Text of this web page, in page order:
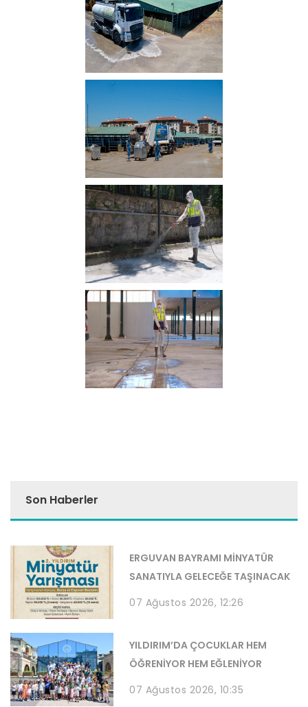
Son Haberler
ERGUVAN BAYRAMI MİNYATÜR
SANATIYLA GELECEĞE TAŞINACAK
07 Ağustos 2026, 12:26
YILDIRIM’DA ÇOCUKLAR HEM
ÖĞRENİYOR HEM EĞLENİYOR
07 Ağustos 2026, 10:35